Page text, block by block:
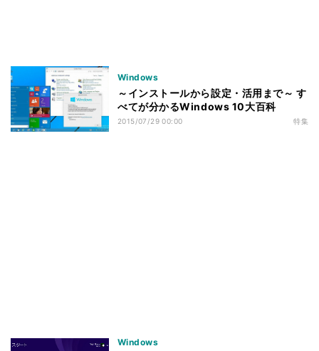
Windows
～インストールから設定・活用まで～ す
べてが分かるWindows 10大百科
2015/07/29 00:00 特集
Windows